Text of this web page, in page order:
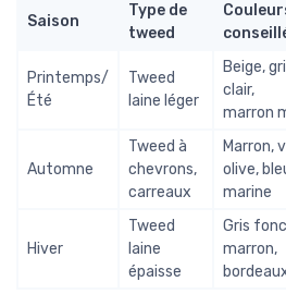
Saison
Type de
tweed
Printemps/
Été
Tweed
laine léger
Beige,
clair,
marron
Automne
Tweed à
chevrons,
carreaux
Marron,
olive,
marine
Hiver
Tweed
laine
épaisse
Gris
marron,